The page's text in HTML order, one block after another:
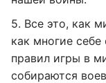
5. Все это, как
как многие
правил игры в
собираются